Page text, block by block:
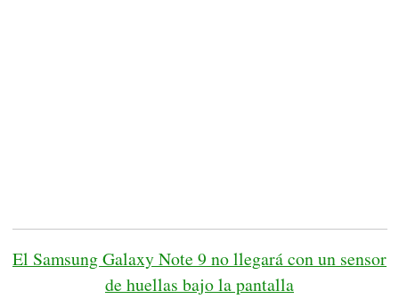
El Samsung Galaxy Note 9 no llegará con un sensor
de huellas bajo la pantalla